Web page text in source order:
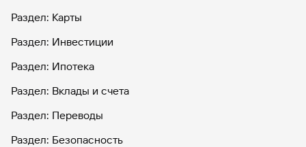
Раздел: Карты
Раздел: Инвестиции
Раздел: Ипотека
Раздел: Вклады и счета
Раздел: Переводы
Раздел: Безопасность